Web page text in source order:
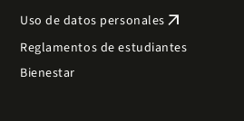
Uso de datos personales arrow_outward
Reglamentos de estudiantes
Bienestar